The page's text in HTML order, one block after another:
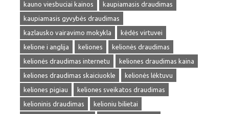
kauno viesbuciai kainos
kaupiamasis draudimas
kaupiamasis gyvybės draudimas
kazlausko vairavimo mokykla
kėdės virtuvei
kelione i anglija
keliones
kelionės draudimas
kelionės draudimas internetu
keliones draudimas kaina
keliones draudimas skaiciuokle
kelionės lėktuvu
keliones pigiau
keliones sveikatos draudimas
kelioninis draudimas
kelioniu bilietai